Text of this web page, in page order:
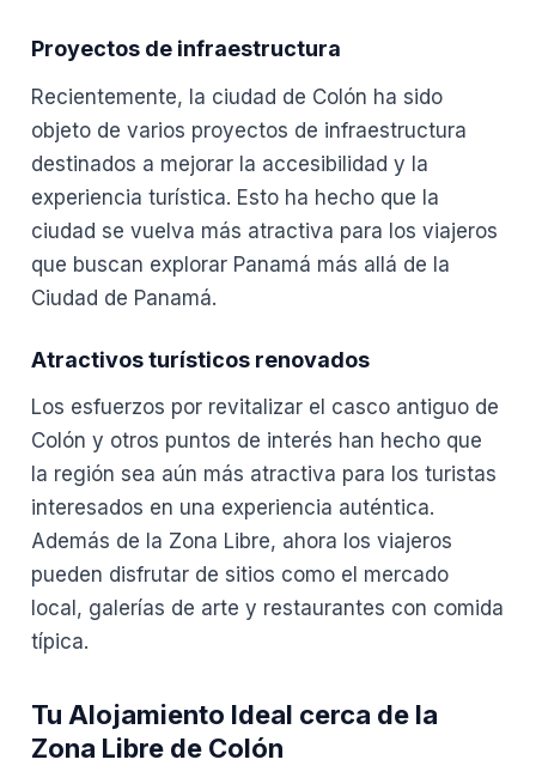
Proyectos de infraestructura
Recientemente, la ciudad de Colón ha sido
objeto de varios proyectos de infraestructura
destinados a mejorar la accesibilidad y la
experiencia turística. Esto ha hecho que la
ciudad se vuelva más atractiva para los viajeros
que buscan explorar Panamá más allá de la
Ciudad de Panamá.
Atractivos turísticos renovados
Los esfuerzos por revitalizar el casco antiguo de
Colón y otros puntos de interés han hecho que
la región sea aún más atractiva para los turistas
interesados en una experiencia auténtica.
Además de la Zona Libre, ahora los viajeros
pueden disfrutar de sitios como el mercado
local, galerías de arte y restaurantes con comida
típica.
Tu Alojamiento Ideal cerca de la
Zona Libre de Colón